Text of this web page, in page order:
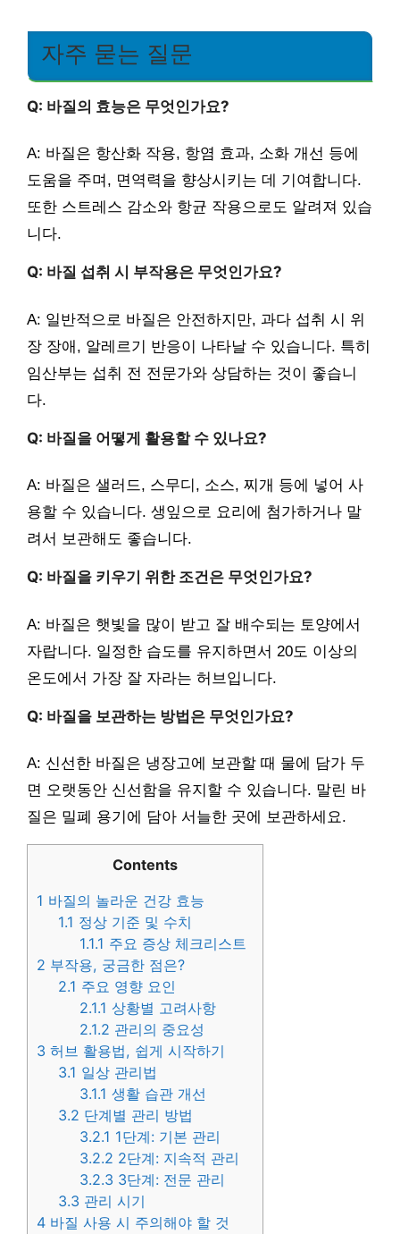
자주 묻는 질문
Q: 바질의 효능은 무엇인가요?
A: 바질은 항산화 작용, 항염 효과, 소화 개선 등에
도움을 주며, 면역력을 향상시키는 데 기여합니다.
또한 스트레스 감소와 항균 작용으로도 알려져 있습
니다.
Q: 바질 섭취 시 부작용은 무엇인가요?
A: 일반적으로 바질은 안전하지만, 과다 섭취 시 위
장 장애, 알레르기 반응이 나타날 수 있습니다. 특히
임산부는 섭취 전 전문가와 상담하는 것이 좋습니
다.
Q: 바질을 어떻게 활용할 수 있나요?
A: 바질은 샐러드, 스무디, 소스, 찌개 등에 넣어 사
용할 수 있습니다. 생잎으로 요리에 첨가하거나 말
려서 보관해도 좋습니다.
Q: 바질을 키우기 위한 조건은 무엇인가요?
A: 바질은 햇빛을 많이 받고 잘 배수되는 토양에서
자랍니다. 일정한 습도를 유지하면서 20도 이상의
온도에서 가장 잘 자라는 허브입니다.
Q: 바질을 보관하는 방법은 무엇인가요?
A: 신선한 바질은 냉장고에 보관할 때 물에 담가 두
면 오랫동안 신선함을 유지할 수 있습니다. 말린 바
질은 밀폐 용기에 담아 서늘한 곳에 보관하세요.
Contents
1 바질의 놀라운 건강 효능
1.1 정상 기준 및 수치
1.1.1 주요 증상 체크리스트
2 부작용, 궁금한 점은?
2.1 주요 영향 요인
2.1.1 상황별 고려사항
2.1.2 관리의 중요성
3 허브 활용법, 쉽게 시작하기
3.1 일상 관리법
3.1.1 생활 습관 개선
3.2 단계별 관리 방법
3.2.1 1단계: 기본 관리
3.2.2 2단계: 지속적 관리
3.2.3 3단계: 전문 관리
3.3 관리 시기
4 바질 사용 시 주의해야 할 것